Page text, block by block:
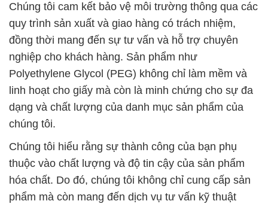
Chúng tôi cam kết bảo vệ môi trường thông qua các
quy trình sản xuất và giao hàng có trách nhiệm,
đồng thời mang đến sự tư vấn và hỗ trợ chuyên
nghiệp cho khách hàng. Sản phẩm như
Polyethylene Glycol (PEG) không chỉ làm mềm và
linh hoạt cho giấy mà còn là minh chứng cho sự đa
dạng và chất lượng của danh mục sản phẩm của
chúng tôi.
Chúng tôi hiểu rằng sự thành công của bạn phụ
thuộc vào chất lượng và độ tin cậy của sản phẩm
hóa chất. Do đó, chúng tôi không chỉ cung cấp sản
phẩm mà còn mang đến dịch vụ tư vấn kỹ thuật